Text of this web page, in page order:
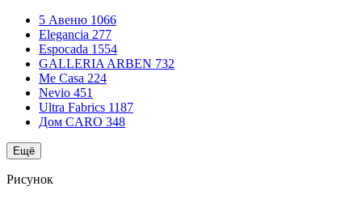
5 Авеню 1066
Elegancia 277
Espocada 1554
GALLERIA ARBEN 732
Me Casa 224
Nevio 451
Ultra Fabrics 1187
Дом CARO 348
Ещё
Рисунок